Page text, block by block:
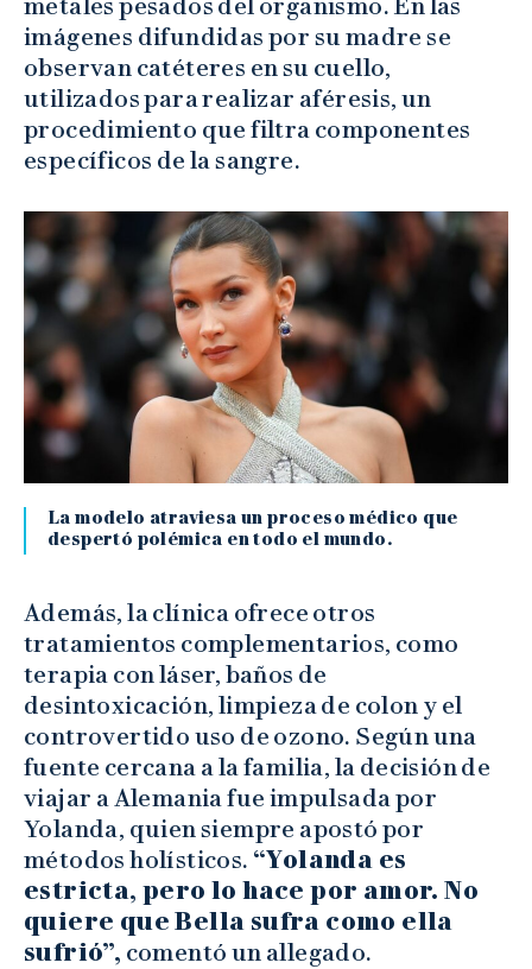
metales pesados del organismo. En las
imágenes difundidas por su madre se
observan catéteres en su cuello,
utilizados para realizar aféresis, un
procedimiento que filtra componentes
específicos de la sangre.
La modelo atraviesa un proceso médico que
despertó polémica en todo el mundo.
Además, la clínica ofrece otros
tratamientos complementarios, como
terapia con láser, baños de
desintoxicación, limpieza de colon y el
controvertido uso de ozono. Según una
fuente cercana a la familia, la decisión de
viajar a Alemania fue impulsada por
Yolanda, quien siempre apostó por
métodos holísticos. “Yolanda es
estricta, pero lo hace por amor. No
quiere que Bella sufra como ella
sufrió”, comentó un allegado.